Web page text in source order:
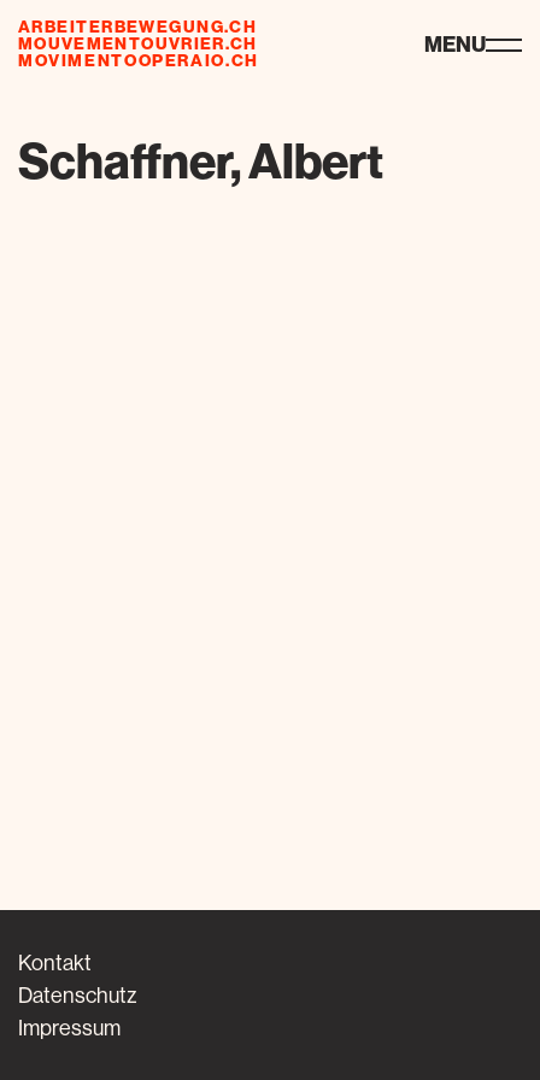
ARBEITERBEWEGUNG.CH
MOUVEMENTOUVRIER.CH
MOVIMENTOOPERAIO.CH
ressourcen MENU
Schaffner, Albert
Kontakt
Datenschutz
Impressum